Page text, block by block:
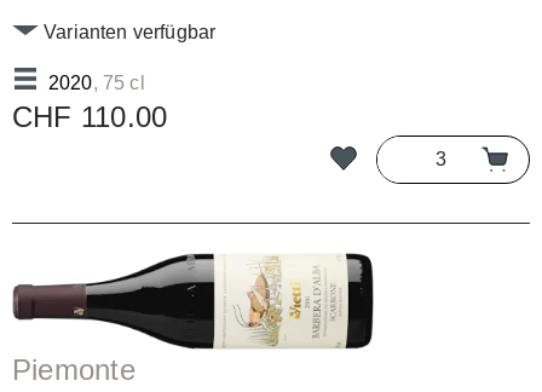
2020, 75 cl
Varianten verfügbar
CHF 110.00
Piemonte